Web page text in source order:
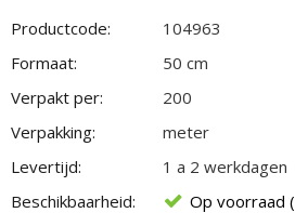
Productcode:
104963
Formaat:
50 cm
Verpakt per:
200
Verpakking:
meter
Levertijd:
1 a 2 werkdagen
Beschikbaarheid:
Op voorraad